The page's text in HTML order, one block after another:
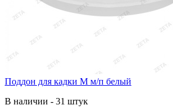
Поддон для кадки М м/п белый
В наличии - 31 штук